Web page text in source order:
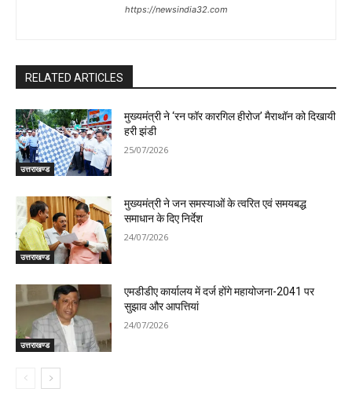
https://newsindia32.com
RELATED ARTICLES
उत्तराखण्ड
मुख्यमंत्री ने ‘रन फॉर कारगिल हीरोज’ मैराथॉन को दिखायी
हरी झंडी
25/07/2026
उत्तराखण्ड
मुख्यमंत्री ने जन समस्याओं के त्वरित एवं समयबद्ध
समाधान के दिए निर्देश
24/07/2026
उत्तराखण्ड
एमडीडीए कार्यालय में दर्ज होंगे महायोजना-2041 पर
सुझाव और आपत्तियां
24/07/2026